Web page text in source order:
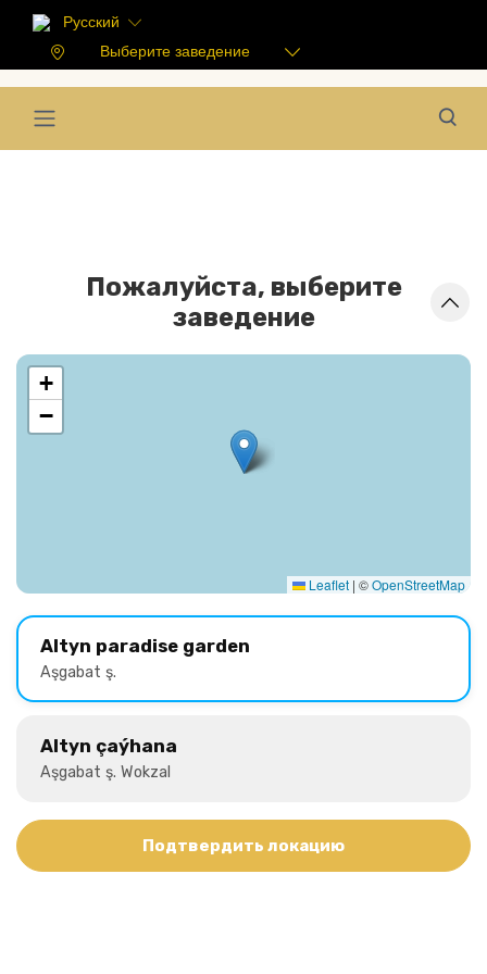
Русский
Выберите заведение
Пожалуйста, выберите
заведение
+
−
Leaflet | ©OpenStreetMap
Altyn paradise garden
Aşgabat ş.
Altyn çaýhana
Aşgabat ş. Wokzal
Подтвердить локацию